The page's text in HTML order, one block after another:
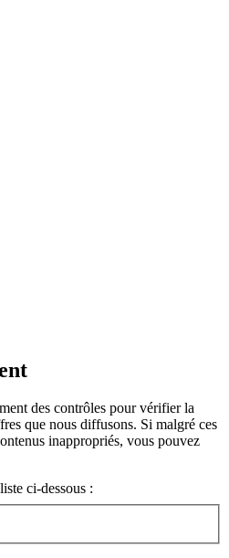
des contrôles pour vérifier la
que nous diffusons. Si malgré ces
inappropriés, vous pouvez
ci-dessous :